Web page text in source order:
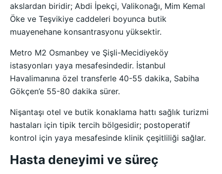
akslardan biridir; Abdi İpekçi, Valikonağı, Mim Kemal
Öke ve Teşvikiye caddeleri boyunca butik
muayenehane konsantrasyonu yüksektir.
Metro M2 Osmanbey ve Şişli-Mecidiyeköy
istasyonları yaya mesafesindedir. İstanbul
Havalimanına özel transferle 40-55 dakika, Sabiha
Gökçen’e 55-80 dakika sürer.
Nişantaşı otel ve butik konaklama hattı sağlık turizmi
hastaları için tipik tercih bölgesidir; postoperatif
kontrol için yaya mesafesinde klinik çeşitliliği sağlar.
Hasta deneyimi ve süreç